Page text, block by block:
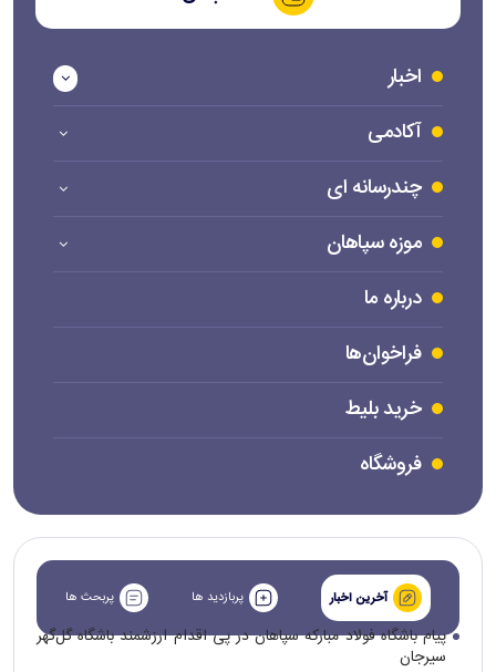
اخبار
آکادمی
چندرسانه ای
موزه سپاهان
درباره ما
فراخوان‌ها
خرید بلیط
فروشگاه
آخرین اخبار پربازدید ها پربحث ها
پیام باشگاه فولاد مبارکه سپاهان در پی اقدام ارزشمند باشگاه گل‌گهر
سیرجان